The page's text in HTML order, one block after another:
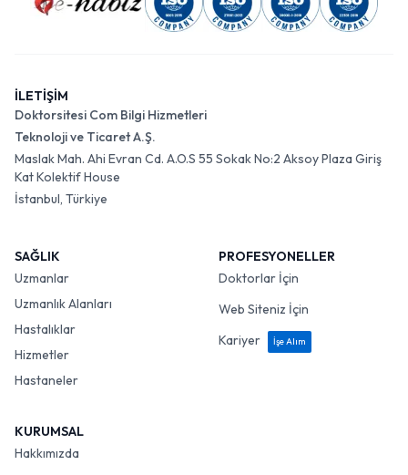
4 yıllık
Psikoloji lisansı
6 yıllık tıp
fakültesi ve
Tedavi
Yaklaşımı
Danışmanlık
Psikoterapi,
İlaç
İlaç
Yazma
Yetkisi
Yoktur.
Bu temel farkları anladıktan sonra,
online klinik psikolog
Bursaveya diğer uzman arayışlarında dikkat edilmesi
değerlendirmek, terapi sürecinin verimliliği için esastır.
İLETİŞİM
Doktorsitesi Com Bilgi Hizmetleri
Teknoloji ve Ticaret A.Ş.
Maslak Mah. Ahi Evran Cd. A.O.S 55 Sokak No:2 Aksoy Plaza Giriş
Kat Kolektif House
İstanbul, Türkiye
SAĞLIK
Uzmanlar
Uzmanlık Alanları
Hastalıklar
Hizmetler
Hastaneler
PROFESYONELLER
Doktorlar İçin
Web Siteniz İçin
Kariyer
İşe Alım
KURUMSAL
Hakkımızda